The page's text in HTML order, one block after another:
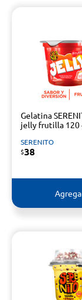
Gelatina
jelly frutilla 120
SERENITO
$38